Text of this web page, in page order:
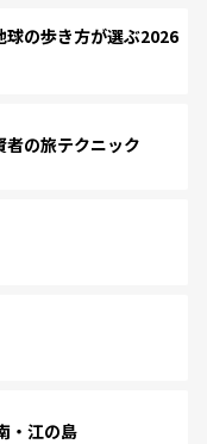
の歩き方が選ぶ2026
の旅テクニック
・江の島